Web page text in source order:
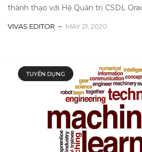
thành thạo với Hệ Quản trị CSDL
VIVAS EDITOR MAY 21, 2020
TUYỂN DỤNG